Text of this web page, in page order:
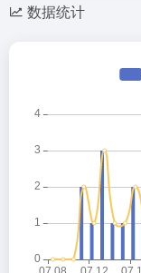
数据统计